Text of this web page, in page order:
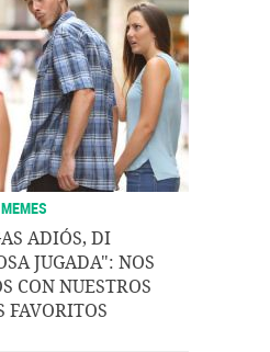
MEMES
ADIÓS, DI
JUGADA": NOS
CON NUESTROS
FAVORITOS